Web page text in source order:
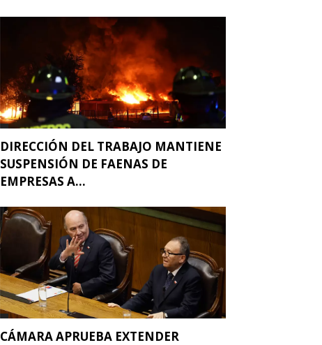
DIRECCIÓN DEL TRABAJO MANTIENE
SUSPENSIÓN DE FAENAS DE
EMPRESAS A...
CÁMARA APRUEBA EXTENDER